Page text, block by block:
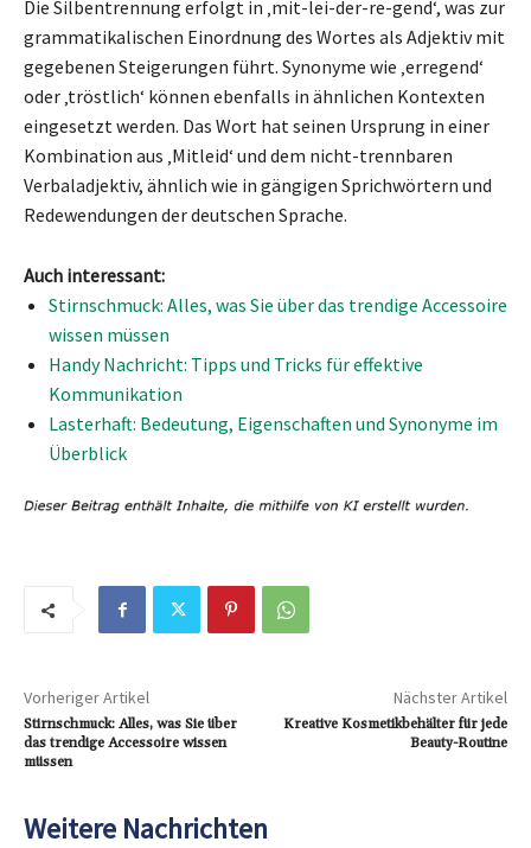
Die Silbentrennung erfolgt in ‚mit-lei-der-re-gend‘, was zur
grammatikalischen Einordnung des Wortes als Adjektiv mit
gegebenen Steigerungen führt. Synonyme wie ‚erregend‘
oder ‚tröstlich‘ können ebenfalls in ähnlichen Kontexten
eingesetzt werden. Das Wort hat seinen Ursprung in einer
Kombination aus ‚Mitleid‘ und dem nicht-trennbaren
Verbaladjektiv, ähnlich wie in gängigen Sprichwörtern und
Redewendungen der deutschen Sprache.
Auch interessant:
Stirnschmuck: Alles, was Sie über das trendige Accessoire
wissen müssen
Handy Nachricht: Tipps und Tricks für effektive
Kommunikation
Lasterhaft: Bedeutung, Eigenschaften und Synonyme im
Überblick
Vorheriger Artikel
Stirnschmuck: Alles, was Sie über
das trendige Accessoire wissen
müssen
Nächster Artikel
Kreative Kosmetikbehälter für jede
Beauty-Routine
Weitere Nachrichten